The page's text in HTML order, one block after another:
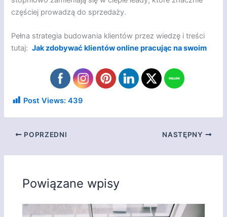
częściej prowadzą do sprzedaży.
Pełna strategia budowania klientów przez wiedzę i treści
tutaj:Jak zdobywać klientów online pracując na swoim
Post Views: 439
POPRZEDNI NASTĘPNY
Powiązane wpisy